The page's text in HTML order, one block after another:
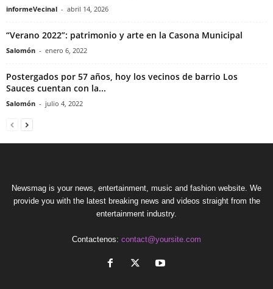
informeVecinal - abril 14, 2026
“Verano 2022”: patrimonio y arte en la Casona Municipal
Salomón - enero 6, 2022
Postergados por 57 años, hoy los vecinos de barrio Los
Sauces cuentan con la...
Salomón - julio 4, 2022
Newsmag is your news, entertainment, music and fashion website. We
provide you with the latest breaking news and videos straight from the
entertainment industry.
Contactenos: contact@yoursite.com